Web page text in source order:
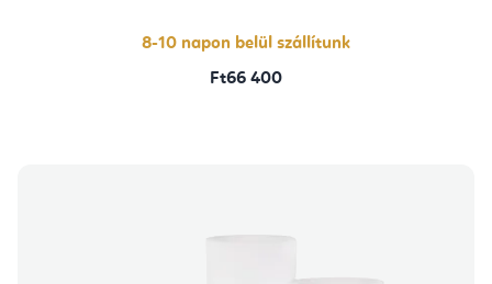
csillag.
8-10 napon belül szállítunk
Ft66 400